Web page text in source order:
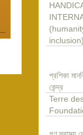
inclusion)
প্রশিকা
কেন্দ্র
Terre